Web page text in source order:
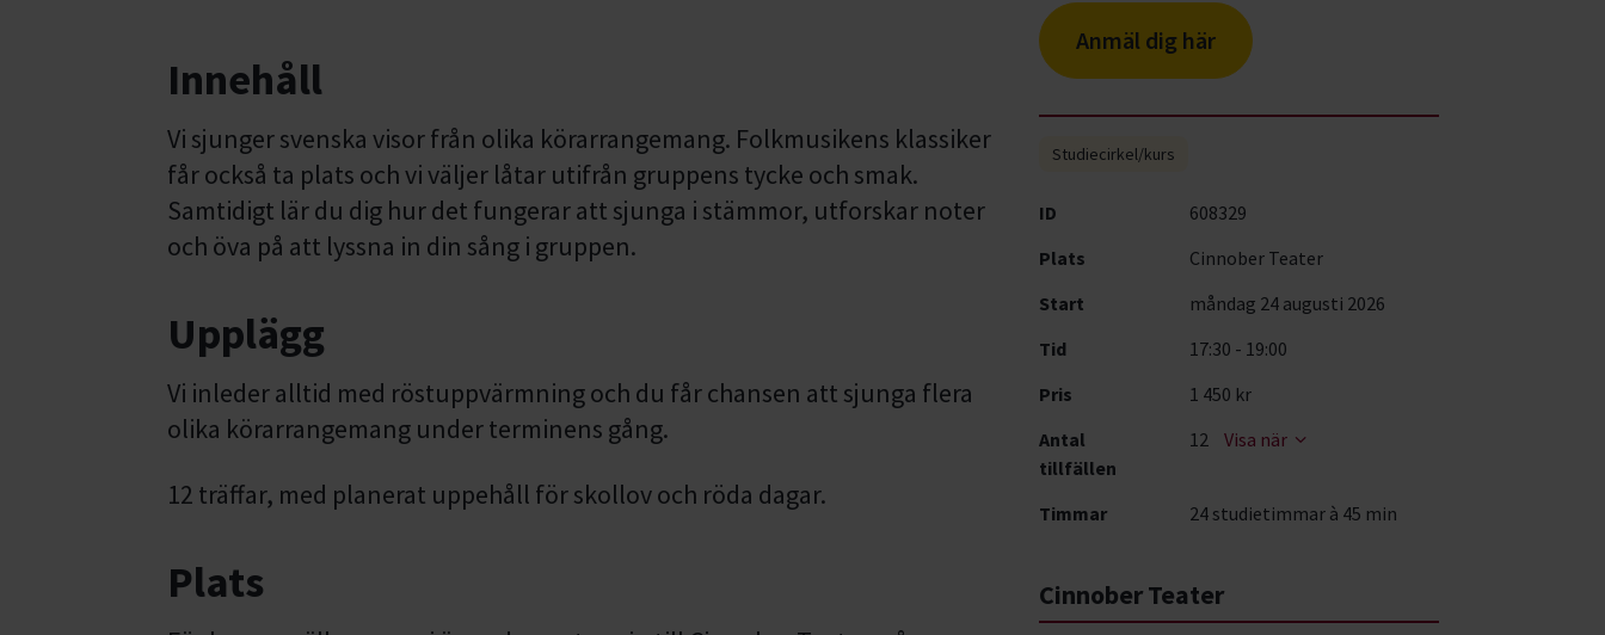
Innehåll
Vi sjunger svenska visor från olika körarrangemang. Folkmusikens klassiker
får också ta plats och vi väljer låtar utifrån gruppens tycke och smak.
Samtidigt lär du dig hur det fungerar att sjunga i stämmor, utforskar noter
och öva på att lyssna in din sång i gruppen.
Upplägg
Vi inleder alltid med röstuppvärmning och du får chansen att sjunga flera
olika körarrangemang under terminens gång.
12 träffar, med planerat uppehåll för skollov och röda dagar.
Plats
Anmäl dig här
Studiecirkel/kurs
ID
608329
Plats
Cinnober Teater
Start
måndag 24 augusti 2026
Tid
17:30 - 19:00
Pris
1 450 kr
Antal
tillfällen
12 Visa när
Timmar 24 studietimmar à 45 min
Cinnober Teater